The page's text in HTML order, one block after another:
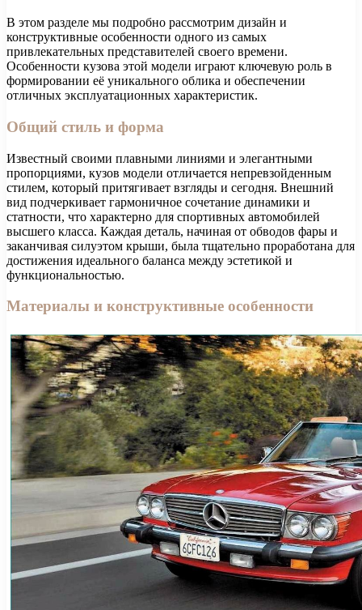
В этом разделе мы подробно рассмотрим дизайн и
конструктивные особенности одного из самых
привлекательных представителей своего времени.
Особенности кузова этой модели играют ключевую роль в
формировании её уникального облика и обеспечении
отличных эксплуатационных характеристик.
Общий стиль и форма
Известный своими плавными линиями и элегантными
пропорциями, кузов модели отличается непревзойденным
стилем, который притягивает взгляды и сегодня. Внешний
вид подчеркивает гармоничное сочетание динамики и
статности, что характерно для спортивных автомобилей
высшего класса. Каждая деталь, начиная от обводов фары и
заканчивая силуэтом крыши, была тщательно проработана для
достижения идеального баланса между эстетикой и
функциональностью.
Материалы и конструктивные особенности